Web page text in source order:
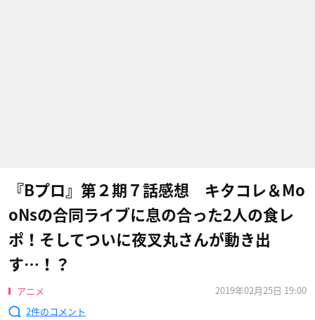
『Bプロ』第２期７話感想 キタコレ＆Mo
oNsの合同ライブに息の合った2人の食レ
ポ！そしてついに夜叉丸さんが動き出
す…！？
アニメ
2019年02月25日 19:00
2